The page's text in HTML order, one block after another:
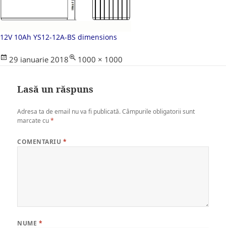
12V 10Ah YS12-12A-BS dimensions
Posted
29 ianuarie 2018
Full
1000 × 1000
Lasă un răspuns
Adresa ta de email nu va fi publicată. Câmpurile obligatorii sunt
marcate cu*
COMENTARIU *
NUME *